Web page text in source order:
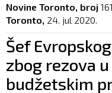
Novine Toronto, broj
Toronto, 24. jul 2020.
Šef
zbog rezova
budžetskim